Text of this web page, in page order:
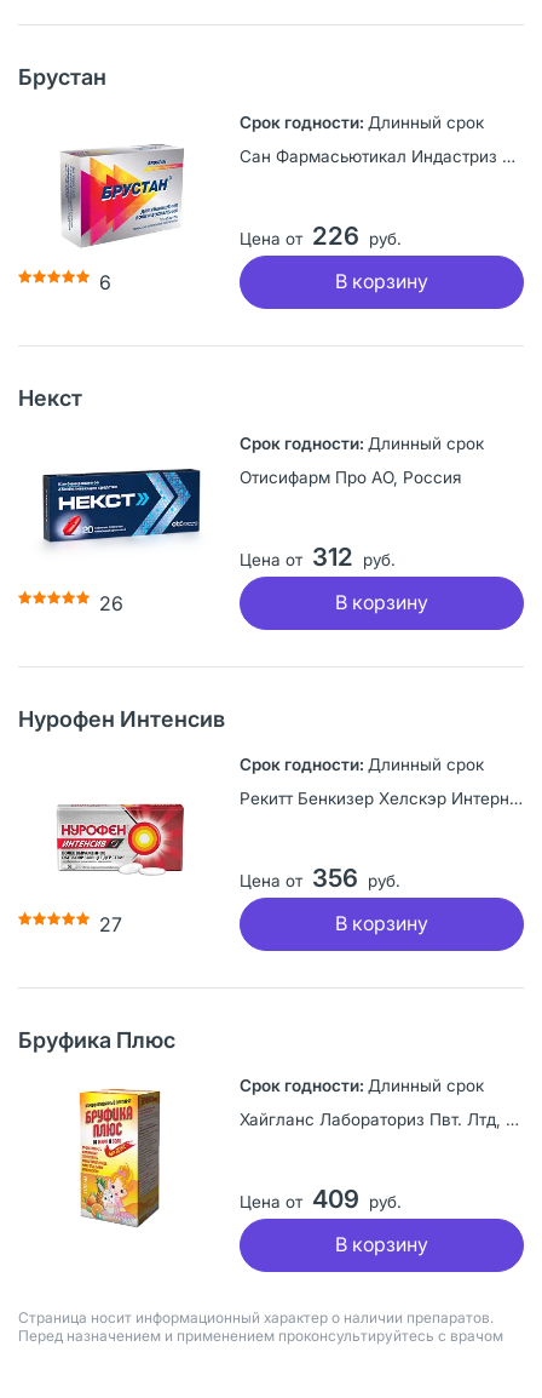
Брустан
6
Длинный срок
Сан Фармасьютикал Индастриз Лтд, Индия
Цена от 226 руб.
В корзину
Некст
26
Длинный срок
Отисифарм Про АО, Россия
Цена от 312 руб.
В корзину
Нурофен Интенсив
27
Длинный срок
Рекитт Бенкизер Хелскэр Интернешнл Лтд, Великобритания
Цена от 356 руб.
В корзину
Бруфика Плюс
Длинный срок
Хайгланс Лабораториз Пвт. Лтд, Индия
Цена от 409 руб.
В корзину
Страница носит информационный характер о наличии препаратов.
Перед назначением и применением проконсультируйтесь с врачом